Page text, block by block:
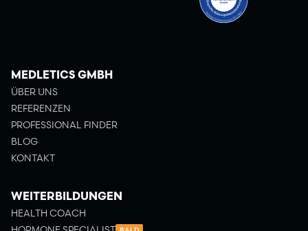
MEDLETICS GMBH
ÜBER UNS
REFERENZEN
PROFESSIONAL FINDER
BLOG
KONTAKT
WEITERBILDUNGEN
HEALTH COACH